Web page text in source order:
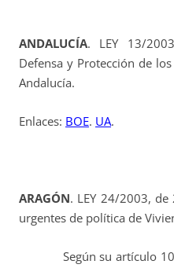
ANDALUCÍA. LEY 13/
Defensa y Protección de
Andalucía.
Enlaces: BOE. UA.
ARAGÓN. LEY 24/2003,
urgentes de política de
Según su artículo